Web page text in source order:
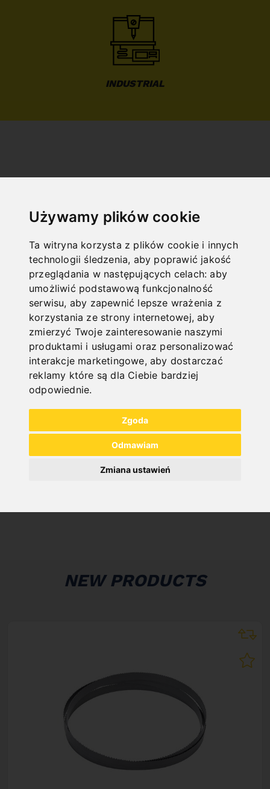
Używamy plików cookie
Ta witryna korzysta z plików cookie i innych
technologii śledzenia, aby poprawić jakość
przeglądania w następujących celach:aby
umożliwić podstawową funkcjonalność
serwisu, aby zapewnić lepsze wrażenia z
korzystania ze strony internetowej,aby
zmierzyć Twoje zainteresowanie naszymi
produktami i usługami oraz personalizować
interakcje marketingowe,aby dostarczać
reklamy które są dla Ciebie bardziej
odpowiednie.
Zgoda
Odmawiam
Zmiana ustawień
INDUSTRIAL
NOCH FRAGEN?
+43 732 / 664015
BERNARDO@PWA.AT
SCHNELLE
LIEFERUNG
KATALOGE
NEW PRODUCTS